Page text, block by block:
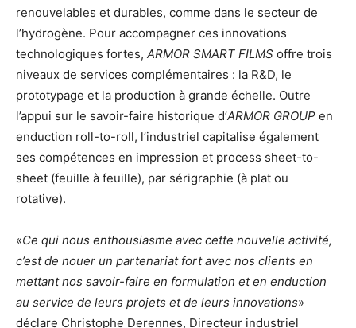
renouvelables et durables, comme dans le secteur de
l’hydrogène. Pour accompagner ces innovations
technologiques fortes, ARMOR SMART FILMS offre trois
niveaux de services complémentaires : la R&D, le
prototypage et la production à grande échelle. Outre
l’appui sur le savoir-faire historique d’ARMOR GROUP en
enduction roll-to-roll, l’industriel capitalise également
ses compétences en impression et process sheet-to-
sheet (feuille à feuille), par sérigraphie (à plat ou
rotative).
«Ce qui nous enthousiasme avec cette nouvelle activité,
c’est de nouer un partenariat fort avec nos clients en
mettant nos savoir-faire en formulation et en enduction
au service de leurs projets et de leurs innovations»
déclare Christophe Derennes, Directeur industriel